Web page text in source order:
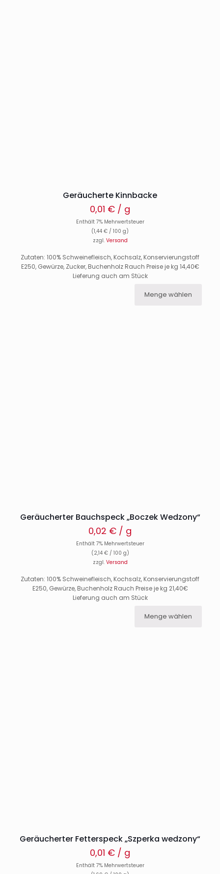
Geräucherte Kinnbacke
0,01 € / g
Enthält 7% Mehrwertsteuer
(1,44 € / 100 g)
zzgl. Versand
Zutaten: 100% Schweinefleisch, Kochsalz, Konservierungstoff
E250, Gewürze, Zucker, Buchenholz Rauch Preise je kg 14,40€
Lieferung auch am Stück
Menge wählen
Geräucherter Bauchspeck „Boczek Wedzony“
0,02 € / g
Enthält 7% Mehrwertsteuer
(2,14 €/ 100 g)
zzgl. Versand
Zutaten: 100% Schweinefleisch, Kochsalz, Konservierungstoff
E250, Gewürze, Buchenholz Rauch Preise je kg 21,40€
Lieferung auch am Stück
Menge wählen
Geräucherter Fetterspeck „Szperka wedzony“
0,01 € / g
Enthält 7% Mehrwertsteuer